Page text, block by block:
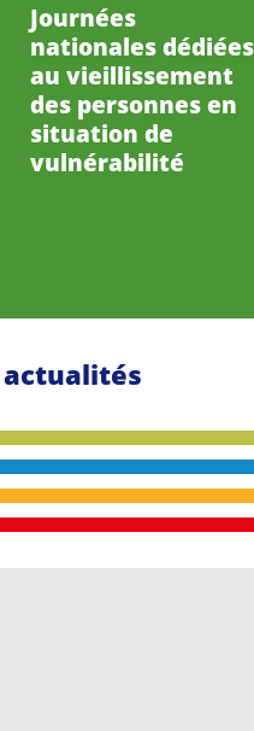
Journées
nationales dédiées
au vieillissement
des personnes en
situation de
vulnérabilité
actualités